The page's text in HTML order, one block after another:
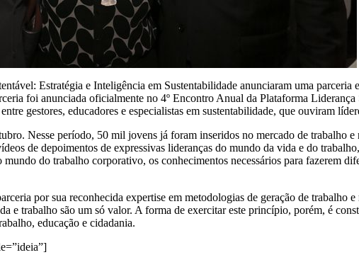
Estratégia e Inteligência em Sustentabilidade anunciaram uma
foi anunciada oficialmente no 4º Encontro Anual da Plataforma
gestores, educadores e especialistas em sustentabilidade, que ouviram
Nesse período, 50 mil jovens já foram inseridos no mercado de trabalho
de depoimentos de expressivas lideranças do mundo da vida e do
do trabalho corporativo, os conhecimentos necessários para fazerem
por sua reconhecida expertise em metodologias de geração de trabalho
e trabalho são um só valor. A forma de exercitar este princípio, porém, é
educação e cidadania.